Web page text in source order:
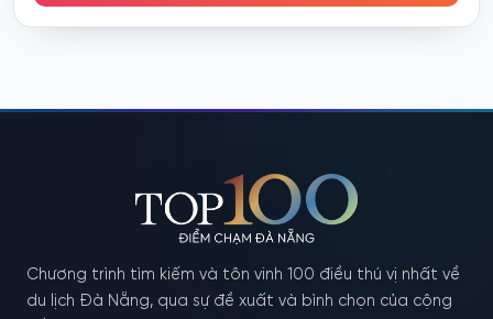
Chương trình tìm kiếm và tôn vinh 100 điều thú vị nhất về
du lịch Đà Nẵng, qua sự đề xuất và bình chọn của cộng